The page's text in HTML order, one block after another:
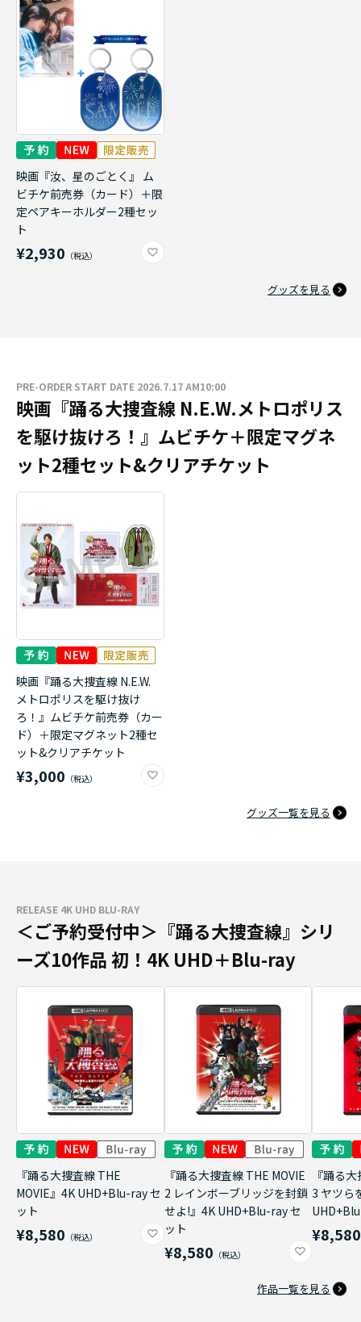
映画『汝、星のごとく』 ム
ビチケ前売券（カード）＋限
定ペアキーホルダー2種セッ
ト
¥2,930
グッズを見る
PRE-ORDER START DATE 2026.7.17 AM10:00
映画『踊る大捜査線 N.E.W.メトロポリス
を駆け抜けろ！』ムビチケ＋限定マグネ
ット2種セット&クリアチケット
映画『踊る大捜査線 N.E.W.
メトロポリスを駆け抜け
ろ！』ムビチケ前売券（カー
ド）＋限定マグネット2種セ
ット&クリアチケット
¥3,000
グッズ一覧を見る
RELEASE 4K UHD BLU-RAY
＜ご予約受付中＞『踊る大捜査線』シリ
ーズ10作品 初！4K UHD＋Blu-ray
『踊る大捜査線 THE
MOVIE』4K UHD+Blu-ray セ
ット
¥8,580
『踊る大捜査線 THE MOVIE
2 レインボーブリッジを封鎖
せよ!』4K UHD+Blu-ray セ
ット
¥8,580
『踊る
3 ヤツら
¥8,580
作品一覧を見る